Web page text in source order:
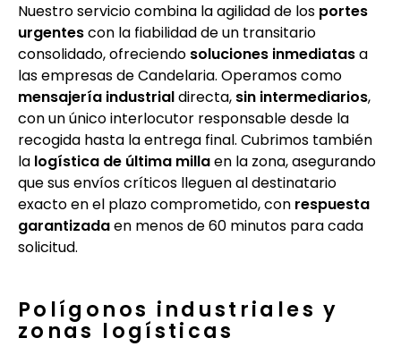
Nuestro servicio combina la agilidad de los portes
urgentescon la fiabilidad de un transitario
consolidado, ofreciendo soluciones inmediatasa
las empresas de Candelaria. Operamos como
mensajería industrialdirecta, sin intermediarios,
con un único interlocutor responsable desde la
recogida hasta la entrega final. Cubrimos también
la logística de última millaen la zona, asegurando
que sus envíos críticos lleguen al destinatario
exacto en el plazo comprometido, con respuesta
garantizadaen menos de 60 minutos para cada
solicitud.
Polígonos industriales y
zonas logísticas